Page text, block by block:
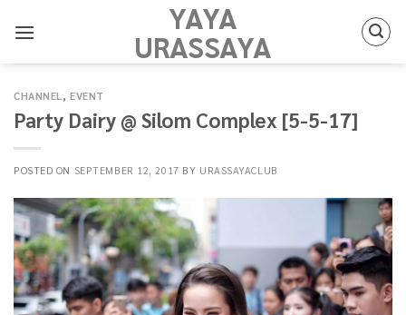
YAYA
URASSAYA
CHANNEL,EVENT
Party Dairy @ Silom Complex [5-5-17]
POSTED ON SEPTEMBER 12, 2017 BY URASSAYACLUB